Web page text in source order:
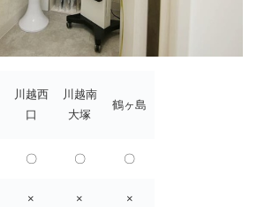
川越西
口
川越南
大塚
鶴ヶ島
〇 〇 〇
× × ×